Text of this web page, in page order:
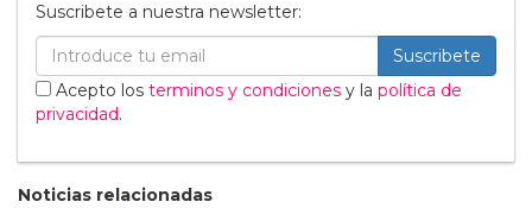
Suscribete a nuestra newsletter:
Suscribete
Acepto los terminos y condiciones y la política de
privacidad.
Noticias relacionadas